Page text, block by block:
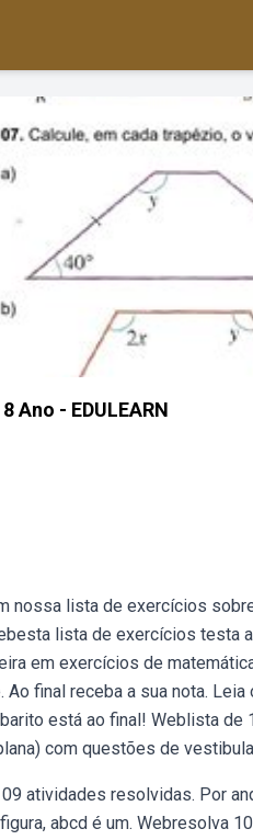
Ano - EDULEARN
nossa lista de exercícios
lista de exercícios testa
em exercícios de
final receba a sua nota.
está ao final! Weblista de
com questões de
atividades resolvidas. Por
abcd é um. Webresolva